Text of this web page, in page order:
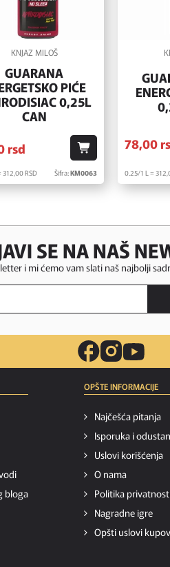
KNJAZ MILOŠ
GUARANA
PIĆE
0,25L
CAN
rsd
312,00RSD Šifra:KM0063
78,00
0.25/1 L = 312,
SE NA NAŠ
i mi ćemo vam slati naš najbolji
bloga
OPŠTE INFORMACIJE
Najčešća pitanja
Isporuka i
Uslovi korišćenja
O nama
Politika
Nagradne igre
Opšti uslovi